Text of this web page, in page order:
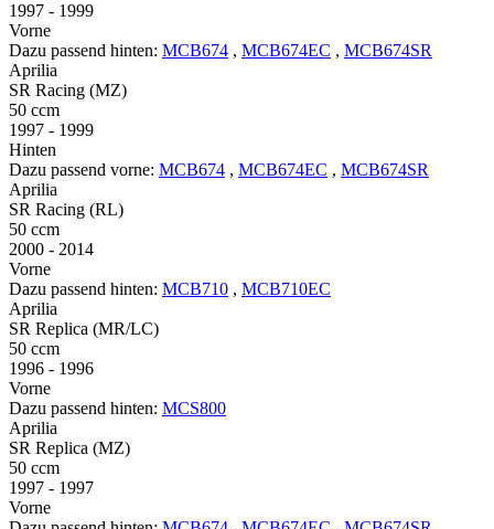
1997 - 1999
Vorne
Dazu passend hinten: MCB674 , MCB674EC , MCB674SR
Aprilia
SR Racing (MZ)
50 ccm
1997 - 1999
Hinten
Dazu passend vorne: MCB674 , MCB674EC , MCB674SR
Aprilia
SR Racing (RL)
50 ccm
2000 - 2014
Vorne
Dazu passend hinten: MCB710 , MCB710EC
Aprilia
SR Replica (MR/LC)
50 ccm
1996 - 1996
Vorne
Dazu passend hinten: MCS800
Aprilia
SR Replica (MZ)
50 ccm
1997 - 1997
Vorne